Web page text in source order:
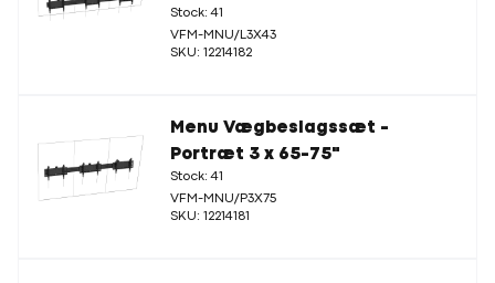
Stock: 41
VFM-MNU/L3X43
SKU: 12214182
Menu Vægbeslagssæt -
Portræt 3 x 65-75"
Stock: 41
VFM-MNU/P3X75
SKU: 12214181